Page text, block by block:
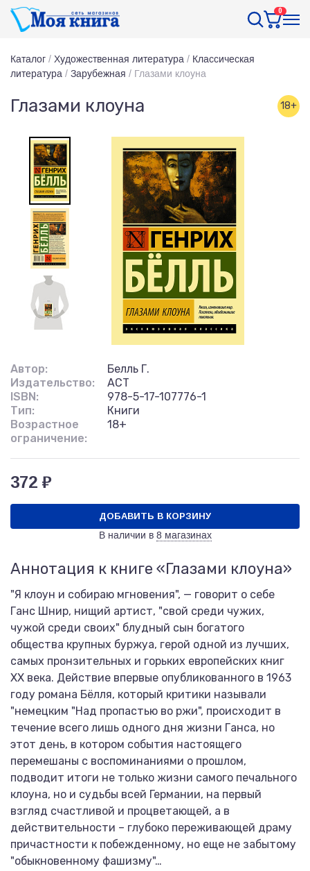
0
Каталог / Художественная литература / Классическая
литература / Зарубежная / Глазами клоуна
Глазами клоуна 18+
Автор:
Белль Г.
Издательство:
АСТ
ISBN:
978-5-17-107776-1
Тип:
Книги
Возрастное
ограничение:
18+
372 ₽
ДОБАВИТЬ В КОРЗИНУ
В наличии в 8 магазинах
Аннотация к книге «Глазами клоуна»
"Я клоун и собираю мгновения", — говорит о себе
Ганс Шнир, нищий артист, "свой среди чужих,
чужой среди своих" блудный сын богатого
общества крупных буржуа, герой одной из лучших,
самых пронзительных и горьких европейских книг
ХХ века. Действие впервые опубликованного в 1963
году романа Бёлля, который критики называли
"немецким "Над пропастью во ржи", происходит в
течение всего лишь одного дня жизни Ганса, но
этот день, в котором события настоящего
перемешаны с воспоминаниями о прошлом,
подводит итоги не только жизни самого печального
клоуна, но и судьбы всей Германии, на первый
взгляд счастливой и процветающей, а в
действительности – глубоко переживающей драму
причастности к побежденному, но еще не забытому
"обыкновенному фашизму"…